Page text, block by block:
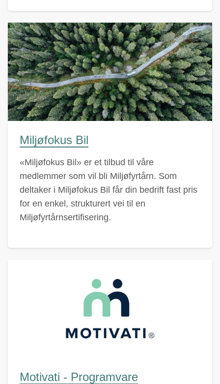
Miljøfokus Bil
«Miljøfokus Bil» er et tilbud til våre
medlemmer som vil bli Miljøfyrtårn. Som
deltaker i Miljøfokus Bil får din bedrift fast pris
for en enkel, strukturert vei til en
Miljøfyrtårnsertifisering.
Motivati - Programvare